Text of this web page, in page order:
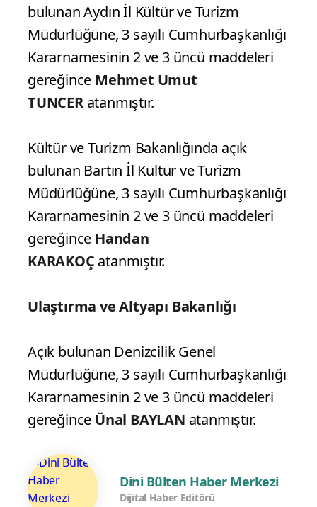
bulunan Aydın İl Kültür ve Turizm
Müdürlüğüne, 3 sayılı Cumhurbaşkanlığı
Kararnamesinin 2 ve 3 üncü maddeleri
gereğince Mehmet Umut
TUNCER atanmıştır.
Kültür ve Turizm Bakanlığında açık
bulunan Bartın İl Kültür ve Turizm
Müdürlüğüne, 3 sayılı Cumhurbaşkanlığı
Kararnamesinin 2 ve 3 üncü maddeleri
gereğince Handan
KARAKOÇ atanmıştır.
Ulaştırma ve Altyapı Bakanlığı
Açık bulunan Denizcilik Genel
Müdürlüğüne, 3 sayılı Cumhurbaşkanlığı
Kararnamesinin 2 ve 3 üncü maddeleri
gereğince Ünal BAYLAN atanmıştır.
Dini Bülten Haber Merkezi
Dijital Haber Editörü